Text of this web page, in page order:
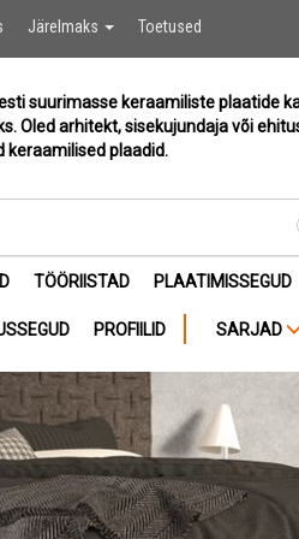
Järelmaks Toetused
suurimasse keraamiliste plaatide
Oled arhitekt, sisekujundaja või
keraamilised plaadid.
TÖÖRIISTAD PLAATIMISSEGUD
PROFIILID SARJAD